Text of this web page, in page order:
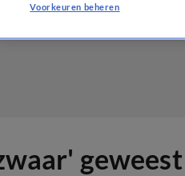
Voorkeuren beheren